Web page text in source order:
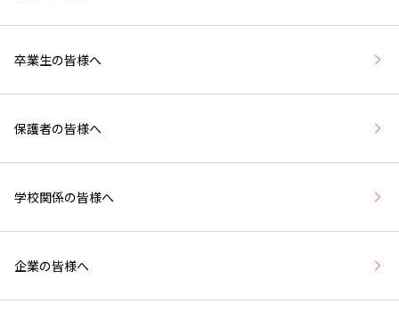
卒業生の皆様へ
保護者の皆様へ
学校関係の皆様へ
企業の皆様へ